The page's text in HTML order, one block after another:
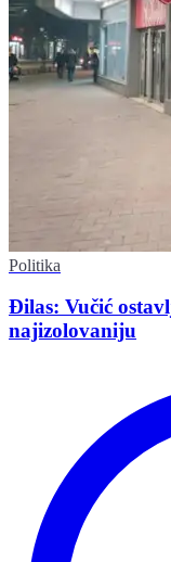
Politika
Đilas: Vučić
najizolovaniju